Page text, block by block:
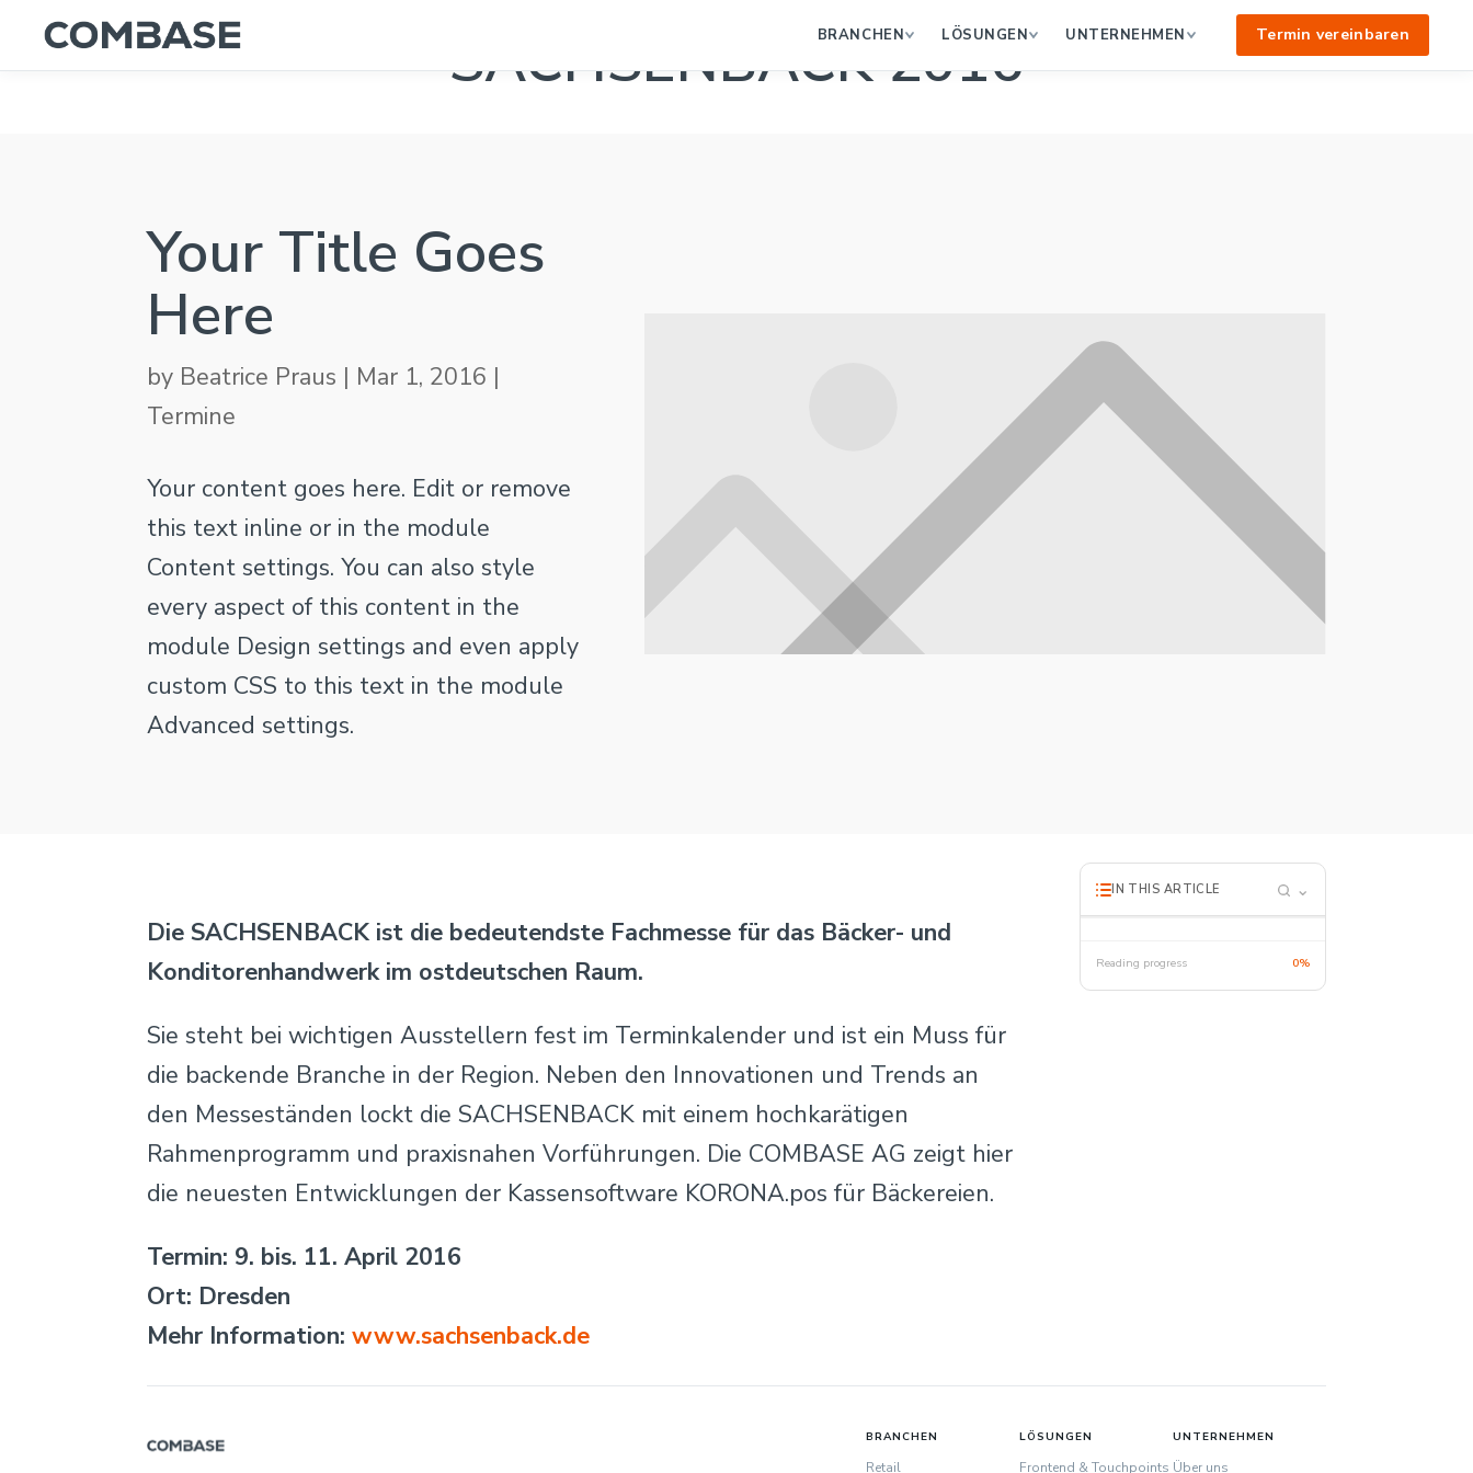
BRANCHEN LÖSUNGEN UNTERNEHMEN Termin vereinbaren
SACHSENBACK 2016
Your Title Goes
Here
by Beatrice Praus | Mar 1, 2016 |
Termine
Your content goes here. Edit or remove
this text inline or in the module
Content settings. You can also style
every aspect of this content in the
module Design settings and even apply
custom CSS to this text in the module
Advanced settings.
Die SACHSENBACK ist die bedeutendste Fachmesse für das Bäcker- und
Konditorenhandwerk im ostdeutschen Raum.
Sie steht bei wichtigen Ausstellern fest im Terminkalender und ist ein Muss für
die backende Branche in der Region. Neben den Innovationen und Trends an
den Messeständen lockt die SACHSENBACK mit einem hochkarätigen
Rahmenprogramm und praxisnahen Vorführungen. Die COMBASE AG zeigt hier
die neuesten Entwicklungen der Kassensoftware KORONA.pos für Bäckereien.
Termin: 9. bis. 11. April 2016
Ort: Dresden
Mehr Information:www.sachsenback.de
IN THIS ARTICLE ⌄
Reading progress 0%
BRANCHEN
Retail
LÖSUNGEN
Frontend & Touchpoints
UNTERNEHMEN
Über uns